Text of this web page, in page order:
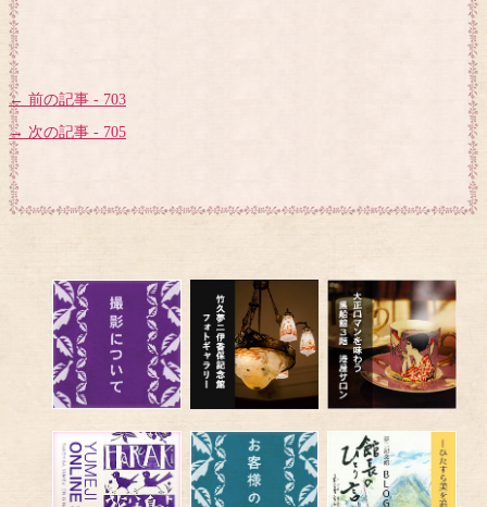
← 前の記事 - 703
→ 次の記事 - 705